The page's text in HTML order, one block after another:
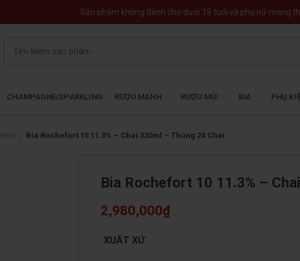
CHAMPAGNE/SPARKLING RƯỢU MẠNH RƯỢU MÙI BIA PHỤ
Bia Rochefort 10 11.3% – Chai 330ml – Thùng 24 Chai
Bia Rochefort 10 11.3% –
2,980,000₫
XUẤT XỨ
Sản phẩm không dành cho dưới 18 tuổi và phụ nữ mang